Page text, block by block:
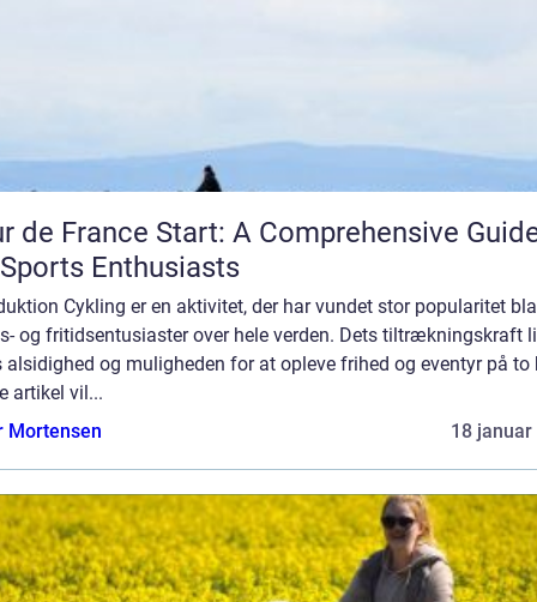
de France Start: A Comprehensive
Enthusiasts
Cykling er en aktivitet, der har vundet stor popularitet
og fritidsentusiaster over hele verden. Dets tiltrækningskraft
alsidighed og muligheden for at opleve frihed og eventyr på to
artikel vil...
Mortensen
18 januar